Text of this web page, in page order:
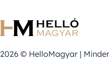
2026 © HelloMagyar |